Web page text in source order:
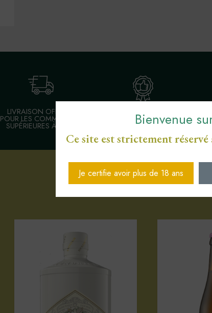
LIVRAISON OFFERTE
POUR LES COMMANDES
SUPÉRIEURES À 30 €
ENGAGEMENT SERVICE
DE PROXIMITÉ
Votre
Bienvenue
Ce site est strictement réservé
Je certifie avoir plus de 18 ans